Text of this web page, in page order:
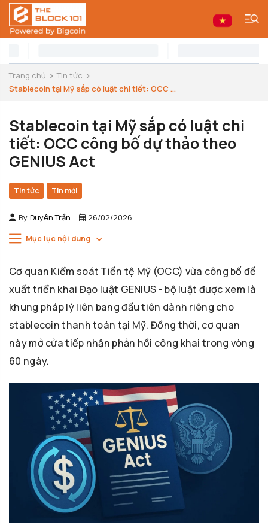
Trang chủ
Tin tức
Stablecoin tại Mỹ sắp có luật chi tiết: OCC ...
Stablecoin tại Mỹ sắp có luật chi
tiết: OCC công bố dự thảo theo
GENIUS Act
Tin tức Tin mới
By Duyên Trần 26/02/2026
Mục lục nội dung
Cơ quan Kiểm soát Tiền tệ Mỹ (OCC) vừa công bố đề
xuất triển khai Đạo luật GENIUS - bộ luật được xem là
khung pháp lý liên bang đầu tiên dành riêng cho
stablecoin thanh toán tại Mỹ. Đồng thời, cơ quan
này mở cửa tiếp nhận phản hồi công khai trong vòng
60 ngày.